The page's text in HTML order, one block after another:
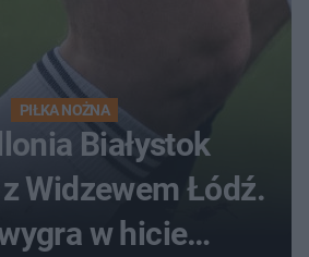
PIŁKA NOŻNA
Białystok
Widzewem Łódź.
w hicie